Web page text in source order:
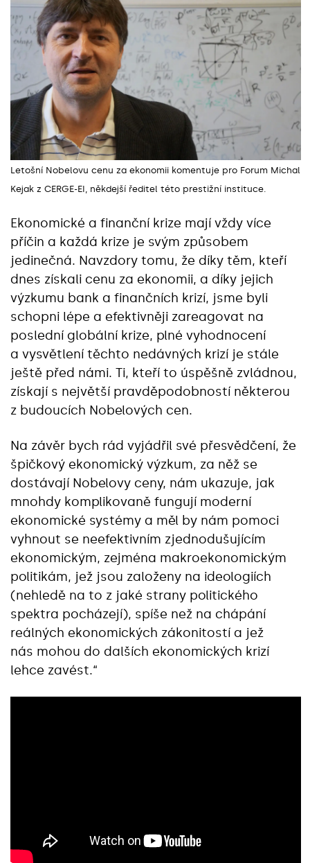
Letošní Nobelovu cenu za ekonomii komentuje pro Forum Michal
Kejak z CERGE-EI, někdejší ředitel této prestižní instituce.
Ekonomické a finanční krize mají vždy více
příčin a každá krize je svým způsobem
jedinečná. Navzdory tomu, že díky těm, kteří
dnes získali cenu za ekonomii, a díky jejich
výzkumu bank a finančních krizí, jsme byli
schopni lépe a efektivněji zareagovat na
poslední globální krize, plné vyhodnocení
a vysvětlení těchto nedávných krizí je stále
ještě před námi. Ti, kteří to úspěšně zvládnou,
získají s největší pravděpodobností některou
z budoucích Nobelových cen.
Na závěr bych rád vyjádřil své přesvědčení, že
špičkový ekonomický výzkum, za něž se
dostávají Nobelovy ceny, nám ukazuje, jak
mnohdy komplikovaně fungují moderní
ekonomické systémy a měl by nám pomoci
vyhnout se neefektivním zjednodušujícím
ekonomickým, zejména makroekonomickým
politikám, jež jsou založeny na ideologiích
(nehledě na to z jaké strany politického
spektra pocházejí), spíše než na chápání
reálných ekonomických zákonitostí a jež
nás mohou do dalších ekonomických krizí
lehce zavést.“